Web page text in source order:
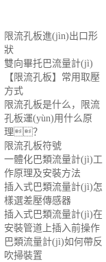
限流孔板進(jìn)出口形
狀
雙向畢托巴流量計(jì)
【限流孔板】常用取壓
方式
限流孔板是什么，限流
孔板運(yùn)用什么原
理？
限流孔板符號
一體化巴類流量計(jì)工
作原理及安裝方法
插入式巴類流量計(jì)怎
樣選差壓傳感器
插入式巴類流量計(jì)在
安裝管道上插入前操作
巴類流量計(jì)如何帶反
吹掃裝置